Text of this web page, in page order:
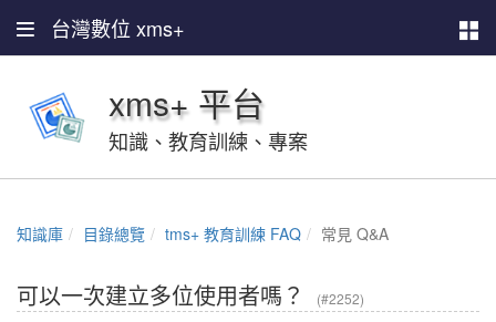
台灣數位 xms+
xms+ 平台
知識、教育訓練、專案
知識庫 目錄總覽 tms+ 教育訓練 FAQ 常見 Q&A
可以一次建立多位使用者嗎？ (#2252)